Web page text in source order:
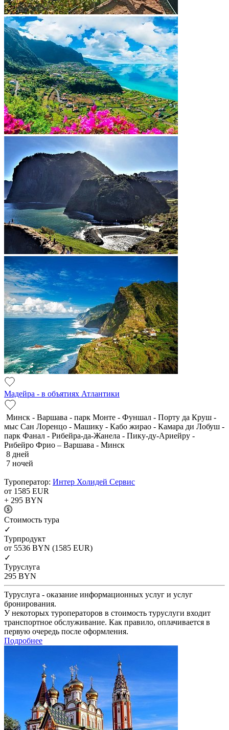
Мадейра - в объятиях Атлантики
Минск - Варшава - парк Монте - Фуншал - Порту да Круш -
мыс Сан Лоренцо - Машику - Кабо жирао - Камара ди Лобуш -
парк Фанал - Рибейра-да-Жанела - Пику-ду-Ариейру -
Рибейро Фрио – Варшава - Минск
8 дней
7 ночей
Туроператор: Интер Холидей Сервис
от 1585 EUR
+ 295 BYN
Cтоимость тура
✓
Турпродукт
от 5536 BYN (1585 EUR)
✓
Туруслуга
295 BYN
Туруслуга - оказание информационных услуг и услуг
бронирования.
У некоторых туроператоров в стоимость туруслуги входит
транспортное обслуживание. Как правило, оплачивается в
первую очередь после оформления.
Подробнее